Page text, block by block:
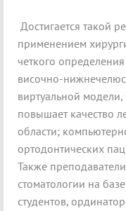
Достигается такой
применением
четкого
височно-
виртуальной
повышает качество
области;
ортодонтических
Также
стоматологии на
студентов,